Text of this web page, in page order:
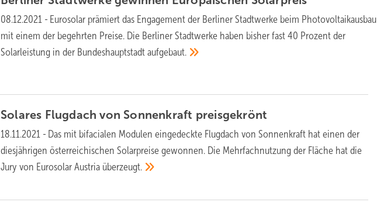
08.12.2021 - Eurosolar prämiert das Engagement der Berliner Stadtwerke beim Photovoltaikausbau
mit einem der begehrten Preise. Die Berliner Stadtwerke haben bisher fast 40 Prozent der
Solarleistung in der Bundeshauptstadtaufgebaut.
Solares Flugdach von Sonnenkraft preisgekrönt
18.11.2021 - Das mit bifacialen Modulen eingedeckte Flugdach von Sonnenkraft hat einen der
diesjährigen österreichischen Solarpreise gewonnen. Die Mehrfachnutzung der Fläche hat die
Jury von Eurosolar Austria überzeugt.